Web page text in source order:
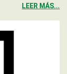
LEER MÁS...